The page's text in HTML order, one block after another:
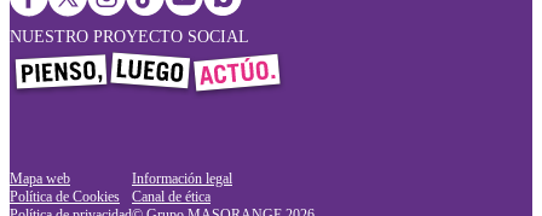
NUESTRO PROYECTO SOCIAL
Mapa web
Política de Cookies
Información legal
Canal de ética